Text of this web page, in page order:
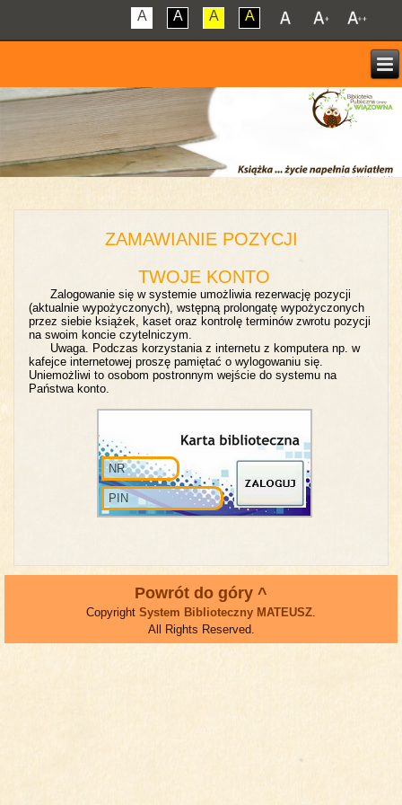
A A A A
ZAMAWIANIE POZYCJI
TWOJE KONTO
Zalogowanie się w systemie umożliwia rezerwację pozycji
(aktualnie wypożyczonych), wstępną prolongatę wypożyczonych
przez siebie książek, kaset oraz kontrolę terminów zwrotu pozycji
na swoim koncie czytelniczym.
Uwaga. Podczas korzystania z internetu z komputera np. w
kafejce internetowej proszę pamiętać o wylogowaniu się.
Uniemożliwi to osobom postronnym wejście do systemu na
Państwa konto.
Powrót do góry ^
Copyright System Biblioteczny MATEUSZ
All Rights Reserved.